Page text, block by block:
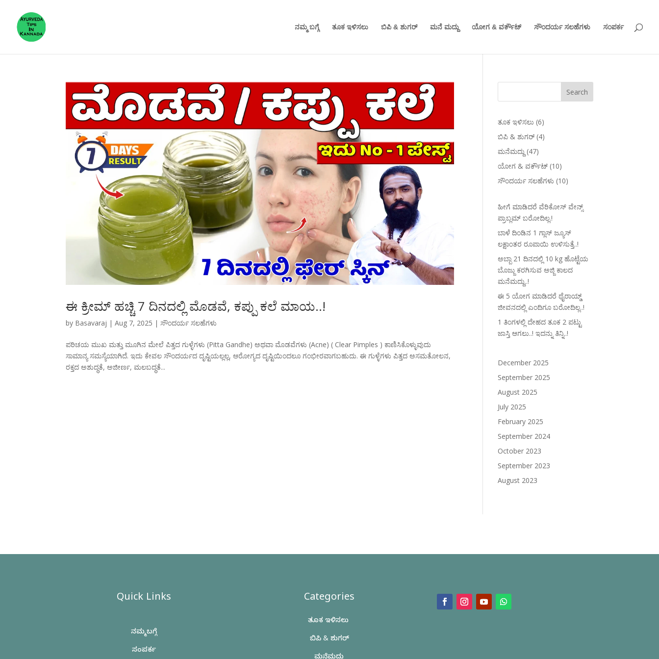
ನಮ್ಮ ಬಗ್ಗೆ ತೂಕ ಇಳಿಸಲು ಬಿಪಿ & ಶುಗರ್ ಮನೆ ಮದ್ದು ಯೋಗ & ವರ್ಕೌಟ್ ಸೌಂದರ್ಯ ಸಲಹೆಗಳು ಸಂಪರ್ಕ
ಈ ಕ್ರೀಮ್ ಹಚ್ಚಿ 7 ದಿನದಲ್ಲಿ ಮೊಡವೆ, ಕಪ್ಪು ಕಲೆ ಮಾಯ..!
by Basavaraj |Aug 7, 2025 |ಸೌಂದರ್ಯ ಸಲಹೆಗಳು
ಪರಿಚಯ ಮುಖ ಮತ್ತು ಮೂಗಿನ ಮೇಲೆ ಪಿತ್ತದ ಗುಳ್ಳೆಗಳು (Pitta Gandhe) ಅಥವಾ ಮೊಡವೆಗಳು (Acne) ( Clear Pimples ) ಕಾಣಿಸಿಕೊಳ್ಳುವುದು
ಸಾಮಾನ್ಯ ಸಮಸ್ಯೆಯಾಗಿದೆ. ಇದು ಕೇವಲ ಸೌಂದರ್ಯದ ದೃಷ್ಟಿಯಲ್ಲಲ್ಲ, ಆರೋಗ್ಯದ ದೃಷ್ಟಿಯಿಂದಲೂ ಗಂಭೀರವಾಗಬಹುದು. ಈ ಗುಳ್ಳೆಗಳು ಪಿತ್ತದ ಅಸಮತೋಲನ,
ರಕ್ತದ ಅಶುದ್ಧತೆ, ಅಜೀರ್ಣ, ಮಲಬದ್ಧತೆ...
ತೂಕ ಇಳಿಸಲು (6)
ಬಿಪಿ & ಶುಗರ್ (4)
ಮನೆಮದ್ದು (47)
ಯೋಗ & ವರ್ಕೌಟ್ (10)
ಸೌಂದರ್ಯ ಸಲಹೆಗಳು (10)
ಹೀಗೆ ಮಾಡಿದರೆ ವೆರಿಕೋಸ್‌ ವೇನ್ಸ್‌
ಪ್ರಾಬ್ಲಮ್‌ ಬರೋದಿಲ್ಲ.!
ಬಾಳೆ ದಿಂಡಿನ 1 ಗ್ಲಾಸ್ ಜ್ಯೂಸ್
ಲಕ್ಷಾಂತರ ರೂಪಾಯಿ ಉಳಿಸುತ್ತೆ..!
ಅಬ್ಬಾ 21 ದಿನದಲ್ಲಿ 10 kg ಹೊಟ್ಟೆಯ
ಬೊಜ್ಜು ಕರಗಿಸುವ ಅಜ್ಜಿ ಕಾಲದ
ಮನೆಮದ್ದು..!
ಈ 5 ಯೋಗ ಮಾಡಿದರೆ ಥೈರಾಯ್ಡ್‌
ಜೀವನದಲ್ಲಿ ಎಂದಿಗೂ ಬರೋದಿಲ್ಲ..!
1 ತಿಂಗಳಲ್ಲಿ ದೇಹದ ತೂಕ 2 ಪಟ್ಟು
ಜಾಸ್ತಿ ಆಗಲು..! ಇದನ್ನು ತಿನ್ನಿ..!
December 2025
September 2025
August 2025
July 2025
February 2025
September 2024
October 2023
September 2023
August 2023
Quick Links
ನಮ್ಮ ಬಗ್ಗೆ
ಸಂಪರ್ಕ
Categories
ತೂಕ ಇಳಿಸಲು
ಬಿಪಿ & ಶುಗರ್